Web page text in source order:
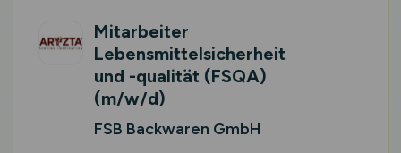
Mitarbeiter
Lebensmittelsicherheit
und -qualität (FSQA)
(m/w/d)
FSB Backwaren GmbH